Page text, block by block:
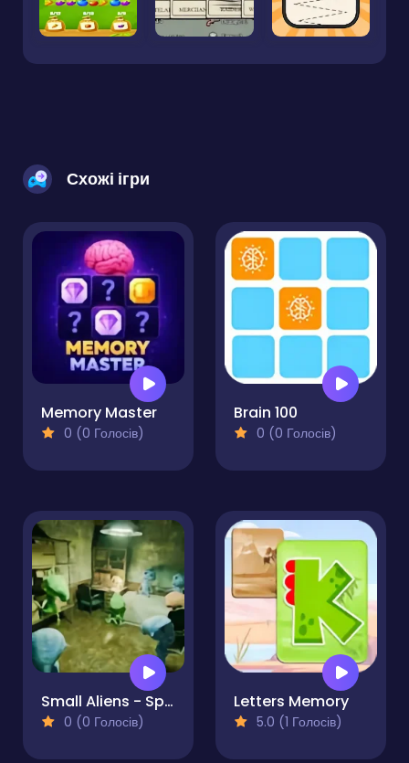
Схожі ігри
Memory Master
0 (0 Голосів)
Brain 100
0 (0 Голосів)
Small Aliens - Spot The Differences
0 (0 Голосів)
Letters Memory
5.0 (1 Голосів)